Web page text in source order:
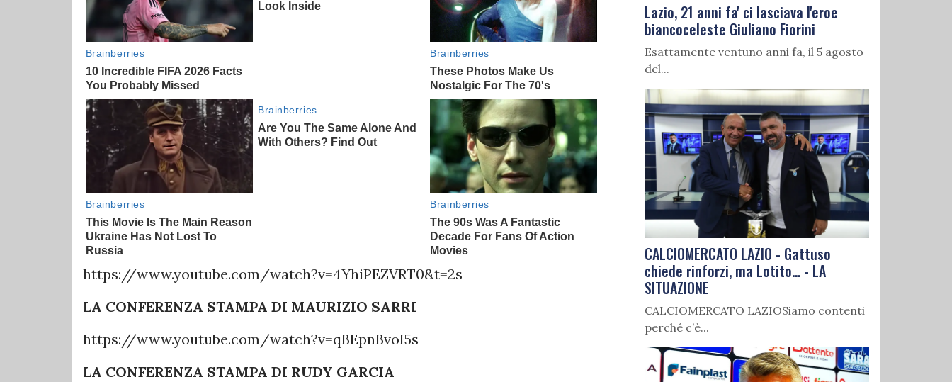
https://www.youtube.com/watch?v=4YhiPEZVRT0&t=2s
LA CONFERENZA STAMPA DI MAURIZIO SARRI
https://www.youtube.com/watch?v=qBEpnBvoI5s
LA CONFERENZA STAMPA DI RUDY GARCIA
Lazio, 21 anni fa' ci lasciava l'eroe
biancoceleste Giuliano Fiorini
Esattamente ventuno anni fa, il 5 agosto
del...
CALCIOMERCATO LAZIO - Gattuso
chiede rinforzi, ma Lotito... - LA
SITUAZIONE
CALCIOMERCATO LAZIOSiamo contenti
perché c’è...